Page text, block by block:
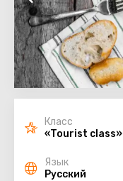
Класс
«Tourist class»
Язык
Русский